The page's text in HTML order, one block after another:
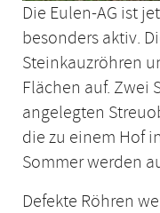
Die Eulen-AG ist
besonders aktiv.
Steinkauzröhren
Flächen auf. Zwei
angelegten
die zu einem Hof
Sommer werden
Defekte Röhren